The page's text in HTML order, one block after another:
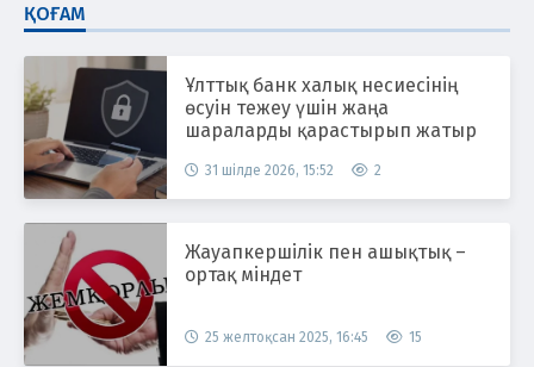
ҚОҒАМ
Ұлттық банк халық несиесінің
өсуін тежеу үшін жаңа
шараларды қарастырып жатыр
31 шілде 2026, 15:52 2
Жауапкершілік пен ашықтық –
ортақ міндет
25 желтоқсан 2025, 16:45 15